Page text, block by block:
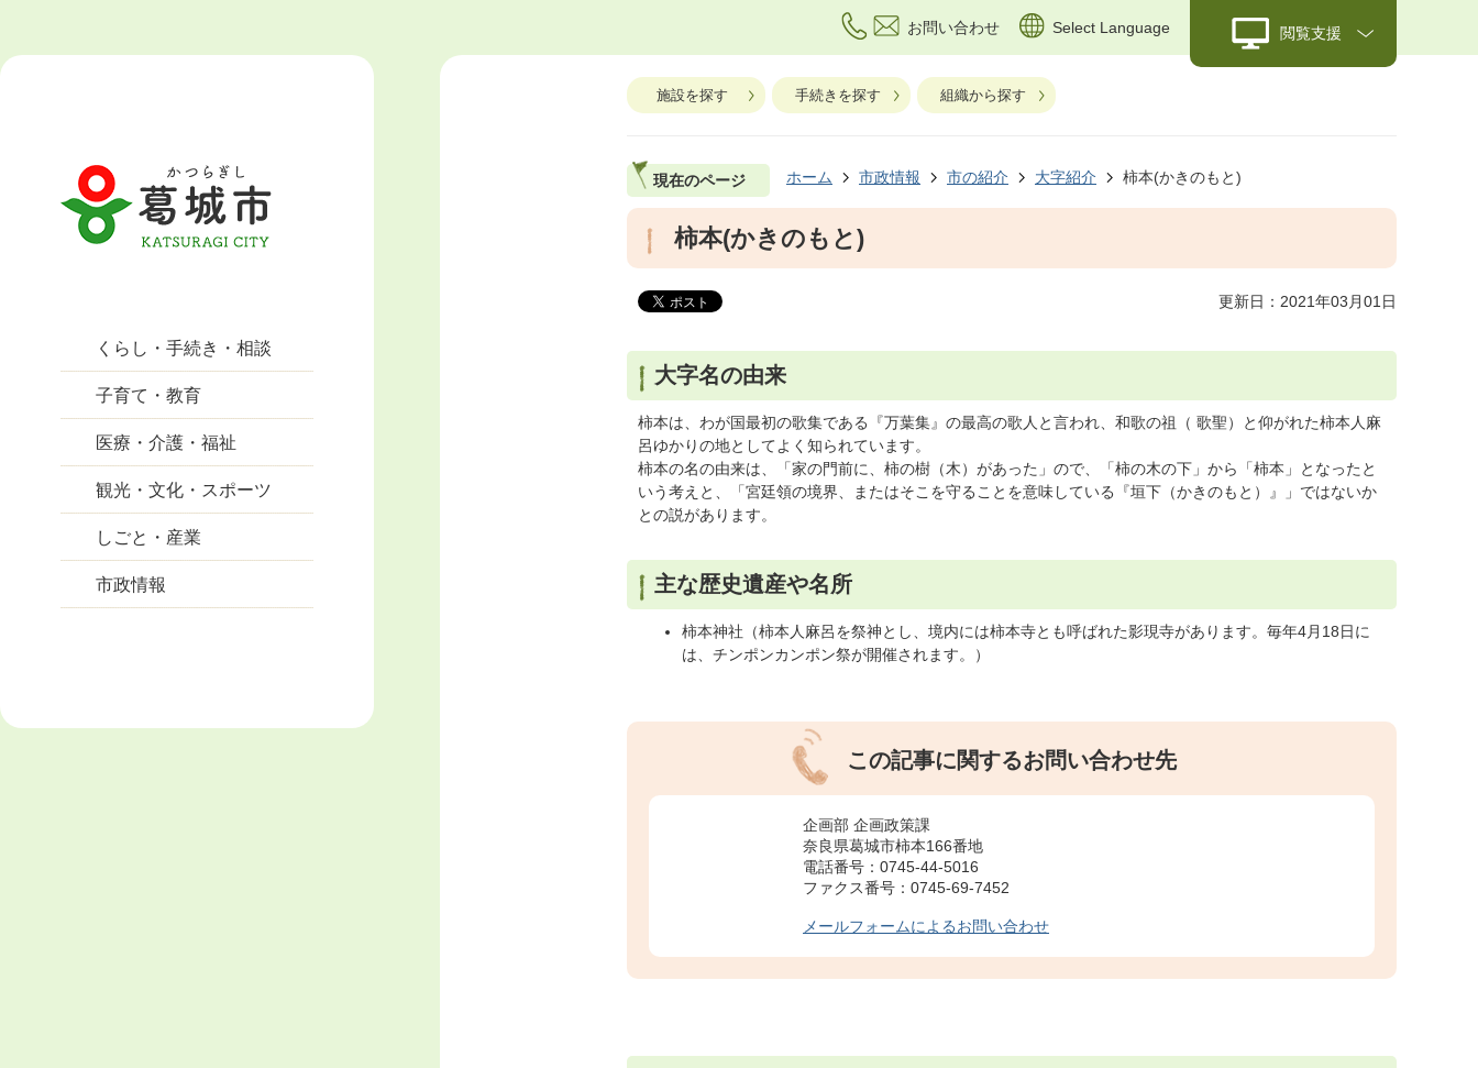
お問い合わせ Select Language 閲覧支援
くらし・手続き・相談
子育て・教育
医療・介護・福祉
観光・文化・スポーツ
しごと・産業
市政情報
施設を探す 手続きを探す 組織から探す
現在のページ ホーム 市政情報 市の紹介 大字紹介 柿本(かきのもと)
柿本(かきのもと)
更新日：2021年03月01日
大字名の由来
柿本は、わが国最初の歌集である『万葉集』の最高の歌人と言われ、和歌の祖（ 歌聖）と仰がれた柿本人麻
呂ゆかりの地としてよく知られています。
柿本の名の由来は、「家の門前に、柿の樹（木）があった」ので、「柿の木の下」から「柿本」となったと
いう考えと、「宮廷領の境界、またはそこを守ることを意味している『垣下（かきのもと）』」ではないか
との説があります。
主な歴史遺産や名所
柿本神社（柿本人麻呂を祭神とし、境内には柿本寺とも呼ばれた影現寺があります。毎年4月18日に
は、チンポンカンポン祭が開催されます。）
この記事に関するお問い合わせ先
企画部 企画政策課
奈良県葛城市柿本166番地
電話番号：0745-44-5016
ファクス番号：0745-69-7452
メールフォームによるお問い合わせ